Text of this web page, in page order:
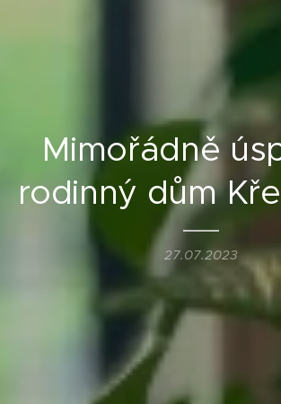
Mimořádně
rodinný dům
27.07.2023